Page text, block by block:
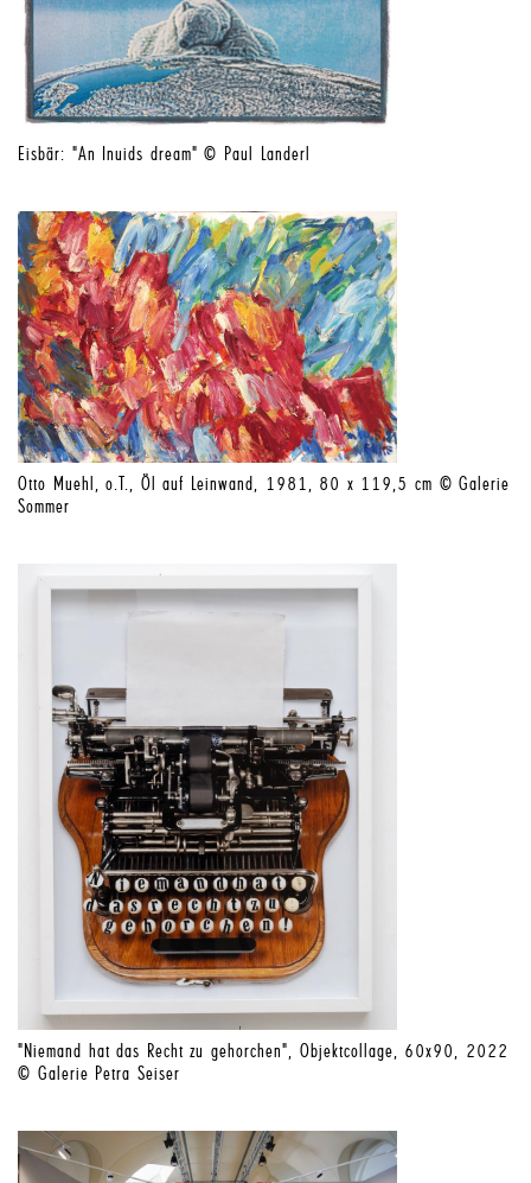
Eisbär: "An Inuids dream" © Paul Landerl
Otto Muehl, o.T., Öl auf Leinwand, 1981, 80 x 119,5 cm © Galerie
Sommer
"Niemand hat das Recht zu gehorchen", Objektcollage, 60x90, 2022
© Galerie Petra Seiser